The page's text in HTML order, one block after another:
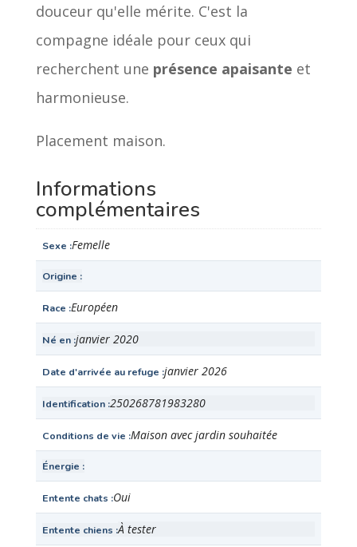
douceur qu'elle mérite. C'est la
compagne idéale pour ceux qui
recherchent une présence apaisante et
harmonieuse.
Placement maison.
Informations
complémentaires
Sexe Femelle
Origine
Race Européen
Né en janvier 2020
Date d'arrivée au refuge janvier 2026
Identification 250268781983280
Conditions de vie Maison avec jardin souhaitée
Énergie
Entente chats Oui
Entente chiens À tester